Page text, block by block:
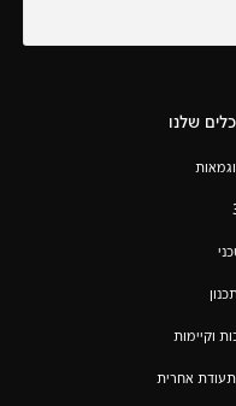
שלנו
וקיימות
אחרית